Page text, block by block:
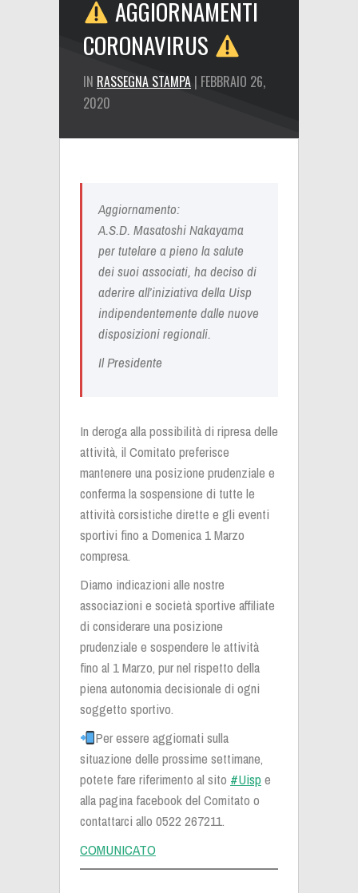
AGGIORNAMENTI
CORONAVIRUS
IN RASSEGNA STAMPA | FEBBRAIO 26,
2020
Aggiornamento:
A.S.D. Masatoshi Nakayama
per tutelare a pieno la salute
dei suoi associati, ha deciso di
aderire all’iniziativa della Uisp
indipendentemente dalle nuove
disposizioni regionali.
Il Presidente
In deroga alla possibilità di ripresa delle
attività, il Comitato preferisce
mantenere una posizione prudenziale e
conferma la sospensione di tutte le
attività corsistiche dirette e gli eventi
sportivi fino a Domenica 1 Marzo
compresa.
Diamo indicazioni alle nostre
associazioni e società sportive affiliate
di considerare una posizione
prudenziale e sospendere le attività
fino al 1 Marzo, pur nel rispetto della
piena autonomia decisionale di ogni
soggetto sportivo.
Per essere aggiornati sulla
situazione delle prossime settimane,
potete fare riferimento al sito #Uispe
alla pagina facebook del Comitato o
contattarci allo 0522 267211.
COMUNICATO